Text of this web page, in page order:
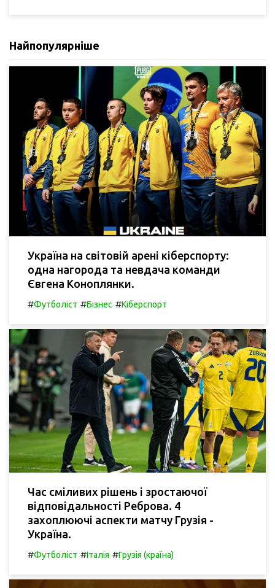
Найпопулярніше
Україна на світовій арені кіберспорту:
одна нагорода та невдача команди
Євгена Коноплянки.
#Футболіст #Бізнес #Кіберспорт
Час сміливих рішень і зростаючої
відповідальності Реброва. 4
захоплюючі аспекти матчу Грузія -
Україна.
#Футболіст #Італія #Грузія (країна)